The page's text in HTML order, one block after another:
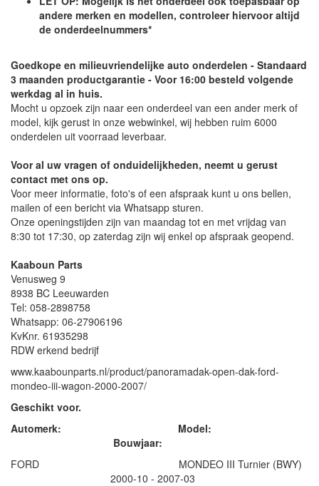
andere merken en modellen, controleer hiervoor altijd
de onderdeelnummers*
Goedkope en milieuvriendelijke auto onderdelen - Standaard
3 maanden productgarantie - Voor 16:00 besteld volgende
werkdag al in huis.
Mocht u opzoek zijn naar een onderdeel van een ander merk of
model, kijk gerust in onze webwinkel, wij hebben ruim 6000
onderdelen uit voorraad leverbaar.
Voor al uw vragen of onduidelijkheden, neemt u gerust
contact met ons op.
Voor meer informatie, foto's of een afspraak kunt u ons bellen,
mailen of een bericht via Whatsapp sturen.
Onze openingstijden zijn van maandag tot en met vrijdag van
8:30 tot 17:30, op zaterdag zijn wij enkel op afspraak geopend.
Kaaboun Parts
Venusweg 9
8938 BC Leeuwarden
Tel: 058-2898758
Whatsapp: 06-27906196
KvKnr. 61935298
RDW erkend bedrijf
www.kaabounparts.nl/product/panoramadak-open-dak-ford-
mondeo-iii-wagon-2000-2007/
Geschikt voor.
Automerk: Model:
Bouwjaar:
FORD MONDEO III Turnier (BWY)
2000-10 - 2007-03